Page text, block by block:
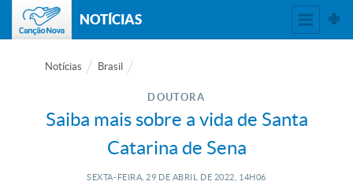
NOTÍCIAS
Notícias Brasil
DOUTORA
Saiba mais sobre a vida de Santa
Catarina de Sena
SEXTA-FEIRA, 29 DE ABRIL DE 2022, 14H06